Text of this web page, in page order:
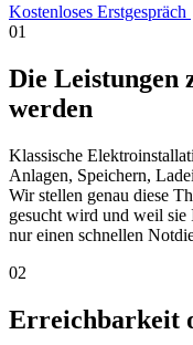
Kostenloses Erstgespräch
01
Die Leistungen
werden
Klassische
Anlagen, Speichern,
Wir stellen genau diese
gesucht wird und weil sie
nur einen schnellen
02
Erreichbarkeit